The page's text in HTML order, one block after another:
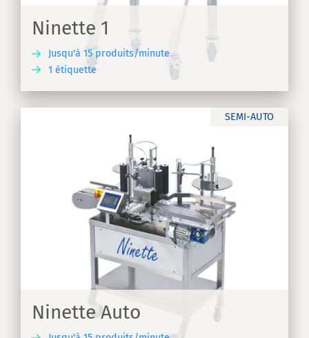
Ninette 1
Jusqu'à 15 produits/minute
1 étiquette
SEMI-AUTO
Ninette Auto